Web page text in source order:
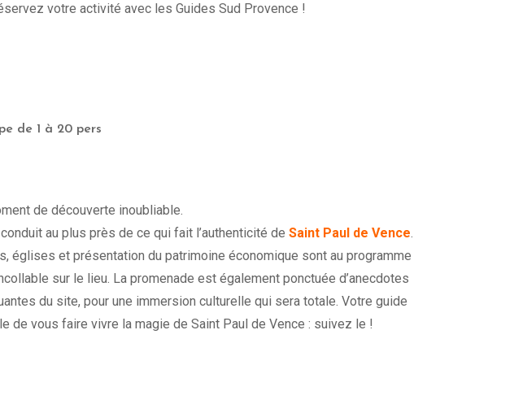
votre activité avec les Guides Sud Provence !
de 1 à 20 pers
de découverte inoubliable.
au plus près de ce qui fait l’authenticité de Saint Paul de Vence.
églises et présentation du patrimoine économique sont au programme
sur le lieu. La promenade est également ponctuée d’anecdotes
du site, pour une immersion culturelle qui sera totale. Votre guide
vous faire vivre la magie de Saint Paul de Vence : suivez le !